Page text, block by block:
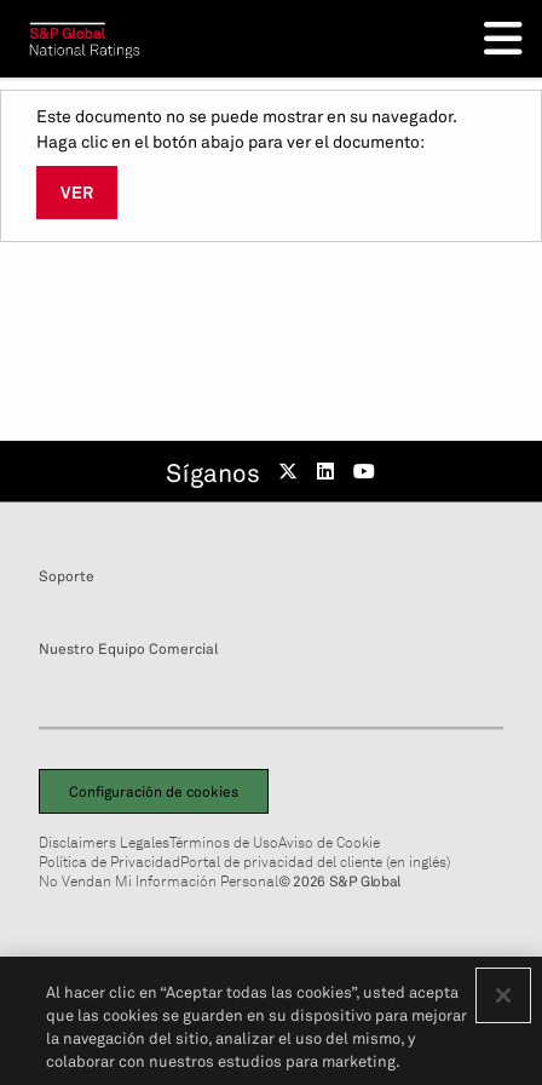
Este documento no se puede mostrar en su navegador.
Haga clic en el botón abajo para ver el documento:
VER
Síganos
Soporte
Nuestro Equipo Comercial
Configuración de cookies
Disclaimers LegalesTérminos de UsoAviso de Cookie
Política de PrivacidadPortal de privacidad del cliente (en inglés)
No Vendan Mi Información Personal© 2026 S&P Global
Al hacer clic en “Aceptar todas las cookies”, usted acepta
que las cookies se guarden en su dispositivo para mejorar
la navegación del sitio, analizar el uso del mismo, y
colaborar con nuestros estudios para marketing.